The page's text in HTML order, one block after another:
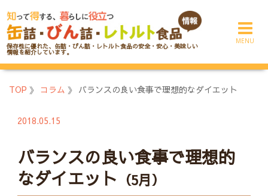
ン
テ
ン
ツ
保存性に優れた、缶詰・びん詰・レトルト食品の安全・安心・美味しい
情報を紹介しています。
TOP 》 コラム 》 バランスの良い食事で理想的なダイエット
2018.05.15
バランスの良い食事で理想的
なダイエット （5月）